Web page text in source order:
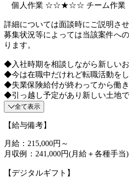
個人作業 ☆☆★☆☆ チーム作業
詳細については面談時にご説明さ
募集状況等によっては当該案件へ
ります。
◆入社時期を相談しながら新しい
◆今は在職中だけれど転職活動を
◆失業保険給付が終わってから働
◆引っ越し予定があり新しい土地
全て表示
【給与備考】
月給：215,000円～
月収例：241,000円(月給＋各種手当)
【デジタルギフト】